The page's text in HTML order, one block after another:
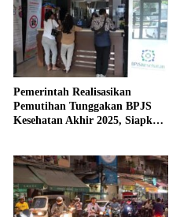
Pemerintah Realisasikan
Pemutihan Tunggakan BPJS
Kesehatan Akhir 2025, Siapkan